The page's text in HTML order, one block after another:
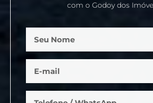
com o Godoy dos